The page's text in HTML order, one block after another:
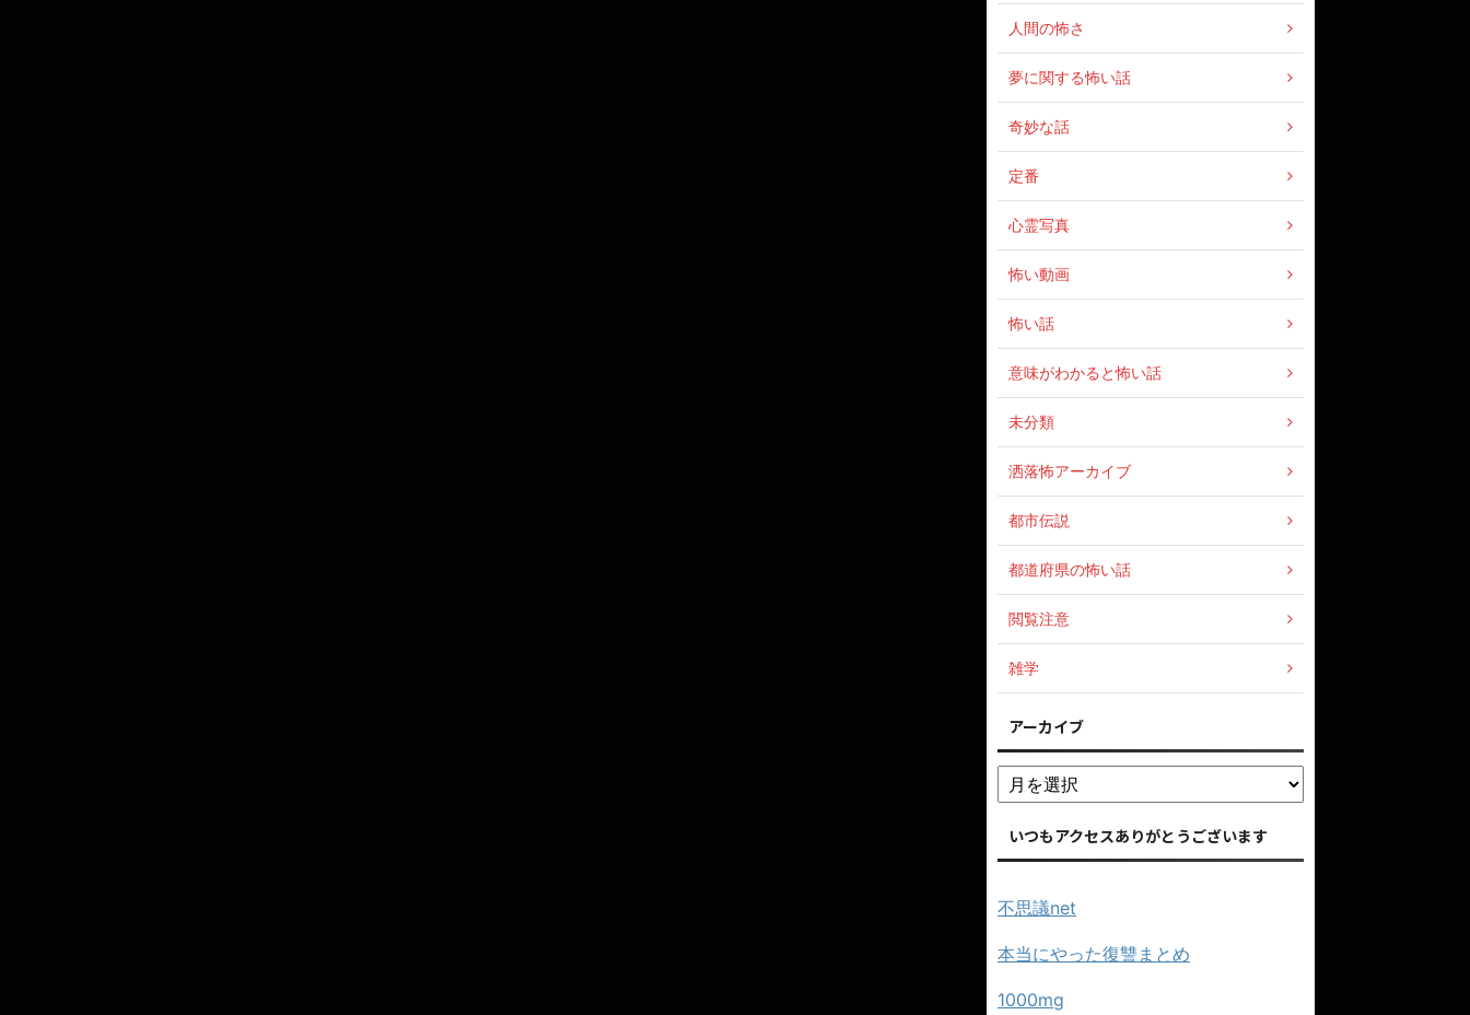
人間の怖さ
夢に関する怖い話
奇妙な話
定番
心霊写真
怖い動画
怖い話
意味がわかると怖い話
未分類
洒落怖アーカイブ
都市伝説
都道府県の怖い話
閲覧注意
雑学
アーカイブ
いつもアクセスありがとうございます
不思議net
本当にやった復讐まとめ
1000mg